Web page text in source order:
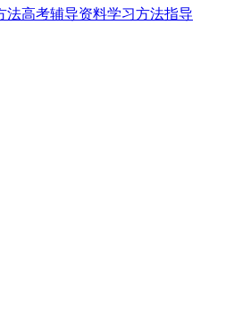
法高考辅导资料学习方法指导